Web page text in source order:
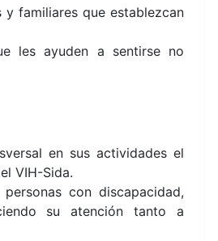
familiares que establezcan
les ayuden a sentirse no
en sus actividades el
VIH-Sida.
con discapacidad,
su atención tanto a